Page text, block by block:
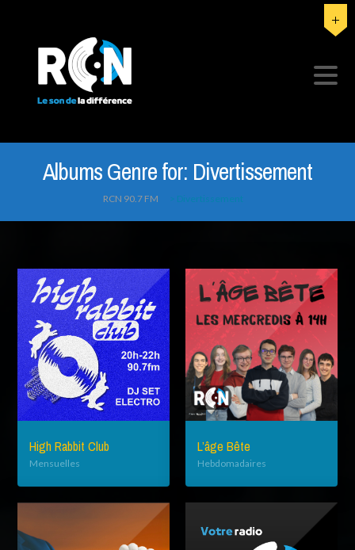
Albums Genre for: Divertissement
RCN 90.7 FM Divertissement
High Rabbit Club
Mensuelles
L’âge Bête
Hebdomadaires